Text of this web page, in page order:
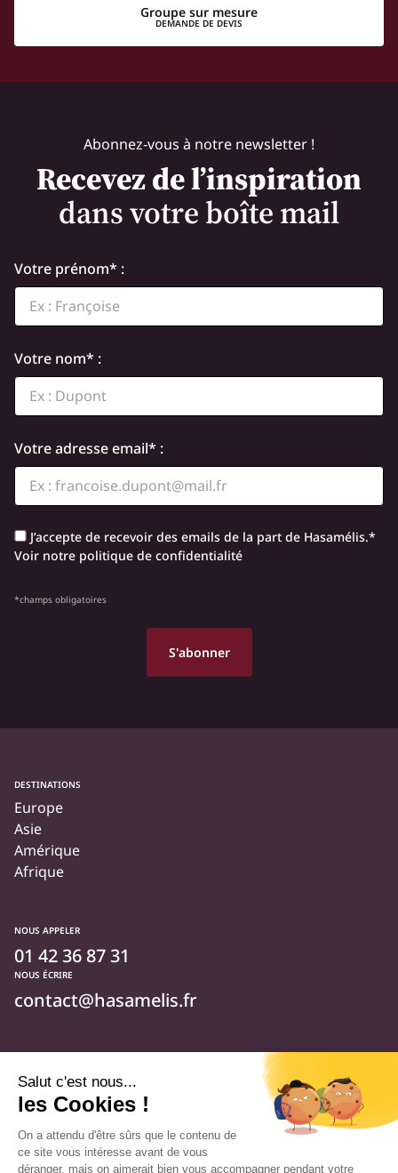
Groupe sur mesure
DEMANDE DE DEVIS
Abonnez-vous à notre newsletter !
Recevez de l’inspiration
dans votre boîte mail
Votre prénom* :
Votre nom* :
Votre adresse email* :
J’accepte de recevoir des emails de la part de Hasamélis.*
Voir notre politique de confidentialité
*champs obligatoires
DESTINATIONS
Europe
Asie
Amérique
Afrique
NOUS APPELER
01 42 36 87 31
NOUS ÉCRIRE
contact@hasamelis.fr
Qui sommes-nous ?
Foire aux questions
Actualités